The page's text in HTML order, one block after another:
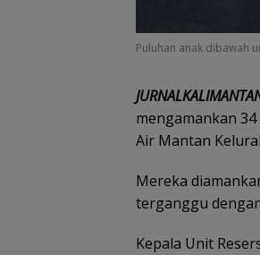
Puluhan anak dibawah
mengamankan
Air Mantan
Mereka
terganggu
Kepala Unit